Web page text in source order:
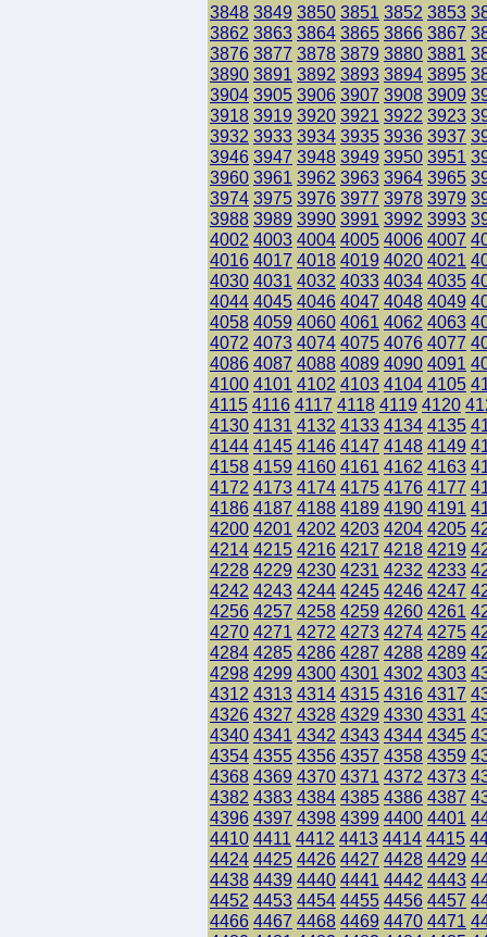
3848 3849 3850 3851 3852 3853
3862 3863 3864 3865 3866 3867
3876 3877 3878 3879 3880 3881
3890 3891 3892 3893 3894 3895
3904 3905 3906 3907 3908 3909
3918 3919 3920 3921 3922 3923
3932 3933 3934 3935 3936 3937
3946 3947 3948 3949 3950 3951
3960 3961 3962 3963 3964 3965
3974 3975 3976 3977 3978 3979
3988 3989 3990 3991 3992 3993
4002 4003 4004 4005 4006 4007
4016 4017 4018 4019 4020 4021
4030 4031 4032 4033 4034 4035
4044 4045 4046 4047 4048 4049
4058 4059 4060 4061 4062 4063
4072 4073 4074 4075 4076 4077
4086 4087 4088 4089 4090 4091
4100 4101 4102 4103 4104 4105
4115 4116 4117 4118 4119 4120
4130 4131 4132 4133 4134 4135
4144 4145 4146 4147 4148 4149
4158 4159 4160 4161 4162 4163
4172 4173 4174 4175 4176 4177
4186 4187 4188 4189 4190 4191
4200 4201 4202 4203 4204 4205
4214 4215 4216 4217 4218 4219
4228 4229 4230 4231 4232 4233
4242 4243 4244 4245 4246 4247
4256 4257 4258 4259 4260 4261
4270 4271 4272 4273 4274 4275
4284 4285 4286 4287 4288 4289
4298 4299 4300 4301 4302 4303
4312 4313 4314 4315 4316 4317
4326 4327 4328 4329 4330 4331
4340 4341 4342 4343 4344 4345
4354 4355 4356 4357 4358 4359
4368 4369 4370 4371 4372 4373
4382 4383 4384 4385 4386 4387
4396 4397 4398 4399 4400 4401
4410 4411 4412 4413 4414 4415
4424 4425 4426 4427 4428 4429
4438 4439 4440 4441 4442 4443
4452 4453 4454 4455 4456 4457
4466 4467 4468 4469 4470 4471